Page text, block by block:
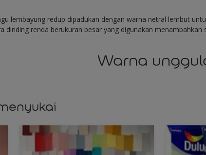
lembayung redup dipadukan dengan warna netral lembut
dinding renda berukuran besar yang digunakan menambahkan
Warna